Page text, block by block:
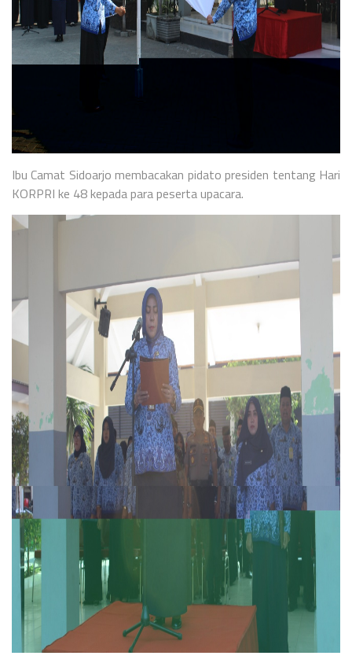
Ibu Camat Sidoarjo membacakan pidato presiden tentang Hari
KORPRI ke 48 kepada para peserta upacara.